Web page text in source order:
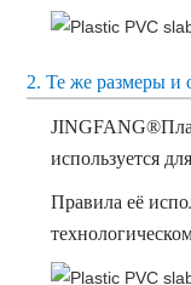
2. Те же размеры и
JINGFANG®
используется
Правила её